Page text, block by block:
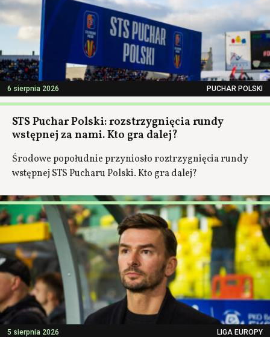
6 sierpnia 2026 PUCHAR POLSKI
STS Puchar Polski: rozstrzygnięcia rundy
wstępnej za nami. Kto gra dalej?
Środowe popołudnie przyniosło roztrzygnięcia rundy
wstępnej STS Pucharu Polski. Kto gra dalej?
5 sierpnia 2026 LIGA EUROPY